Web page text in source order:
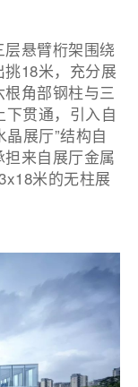
悬臂桁架围绕
18米，充分展
角部钢柱与三
贯通，引入自
展厅”结构自
来自展厅金属
米的无柱展